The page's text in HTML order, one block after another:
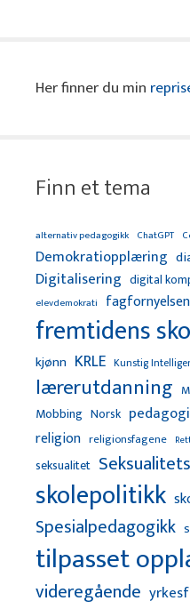
Her finner du min
Finn et tema
alternativ pedagogikk ChatGPT
Demokratiopplæring
Digitalisering digital
elevdemokrati fagfornyelsen
fremtidens
kjønn KRLE Kunstig
lærerutdanning
Mobbing Norsk
religion religionsfagene
seksualitet
skolepolitikk
Spesialpedagogikk
tilpasset
videregående